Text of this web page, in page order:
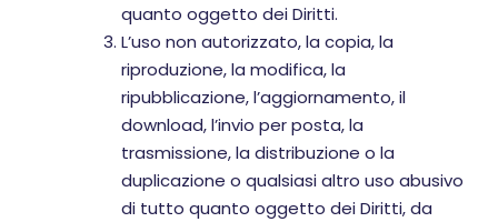
quanto oggetto dei Diritti.
L’uso non autorizzato, la copia, la
riproduzione, la modifica, la
ripubblicazione, l’aggiornamento, il
download, l’invio per posta, la
trasmissione, la distribuzione o la
duplicazione o qualsiasi altro uso abusivo
di tutto quanto oggetto dei Diritti, da